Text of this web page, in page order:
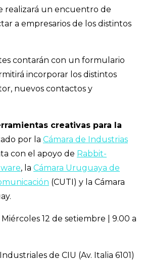
realizará un encuentro de
a empresarios de los distintos
contarán con un formulario
incorporar los distintos
nuevos contactos y
creativas para la
por la Cámara de Industrias
con el apoyo de Rabbit-
, la Cámara Uruguaya de
(CUTI) y la Cámara
Miércoles 12 de setiembre | 9.00 a
de CIU (Av. Italia 6101)